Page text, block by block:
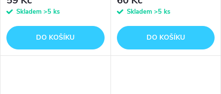
Skladem >5 ks
DO KOŠÍKU
Skladem >5 ks
DO KOŠÍKU